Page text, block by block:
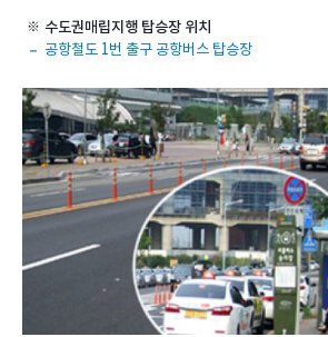
수도권매립지행 탑승장 위치
공항철도 1번 출구 공항버스 탑승장